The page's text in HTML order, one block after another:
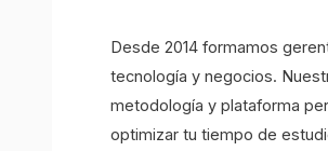
Desde 2014 formamos
tecnología y negocios.
metodología y plataforma
optimizar tu tiempo de